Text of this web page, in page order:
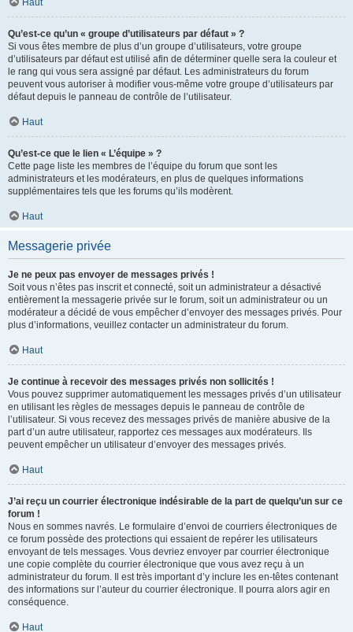
Haut
Qu’est-ce qu’un « groupe d’utilisateurs par défaut » ?
Si vous êtes membre de plus d’un groupe d’utilisateurs, votre groupe
d’utilisateurs par défaut est utilisé afin de déterminer quelle sera la couleur et
le rang qui vous sera assigné par défaut. Les administrateurs du forum
peuvent vous autoriser à modifier vous-même votre groupe d’utilisateurs par
défaut depuis le panneau de contrôle de l’utilisateur.
Haut
Qu’est-ce que le lien « L’équipe » ?
Cette page liste les membres de l’équipe du forum que sont les
administrateurs et les modérateurs, en plus de quelques informations
supplémentaires tels que les forums qu’ils modèrent.
Haut
Messagerie privée
Je ne peux pas envoyer de messages privés !
Soit vous n’êtes pas inscrit et connecté, soit un administrateur a désactivé
entièrement la messagerie privée sur le forum, soit un administrateur ou un
modérateur a décidé de vous empêcher d’envoyer des messages privés. Pour
plus d’informations, veuillez contacter un administrateur du forum.
Haut
Je continue à recevoir des messages privés non sollicités !
Vous pouvez supprimer automatiquement les messages privés d’un utilisateur
en utilisant les règles de messages depuis le panneau de contrôle de
l’utilisateur. Si vous recevez des messages privés de manière abusive de la
part d’un autre utilisateur, rapportez ces messages aux modérateurs. Ils
peuvent empêcher un utilisateur d’envoyer des messages privés.
Haut
J’ai reçu un courrier électronique indésirable de la part de quelqu’un sur ce
forum !
Nous en sommes navrés. Le formulaire d’envoi de courriers électroniques de
ce forum possède des protections qui essaient de repérer les utilisateurs
envoyant de tels messages. Vous devriez envoyer par courrier électronique
une copie complète du courrier électronique que vous avez reçu à un
administrateur du forum. Il est très important d’y inclure les en-têtes contenant
des informations sur l’auteur du courrier électronique. Il pourra alors agir en
conséquence.
Haut